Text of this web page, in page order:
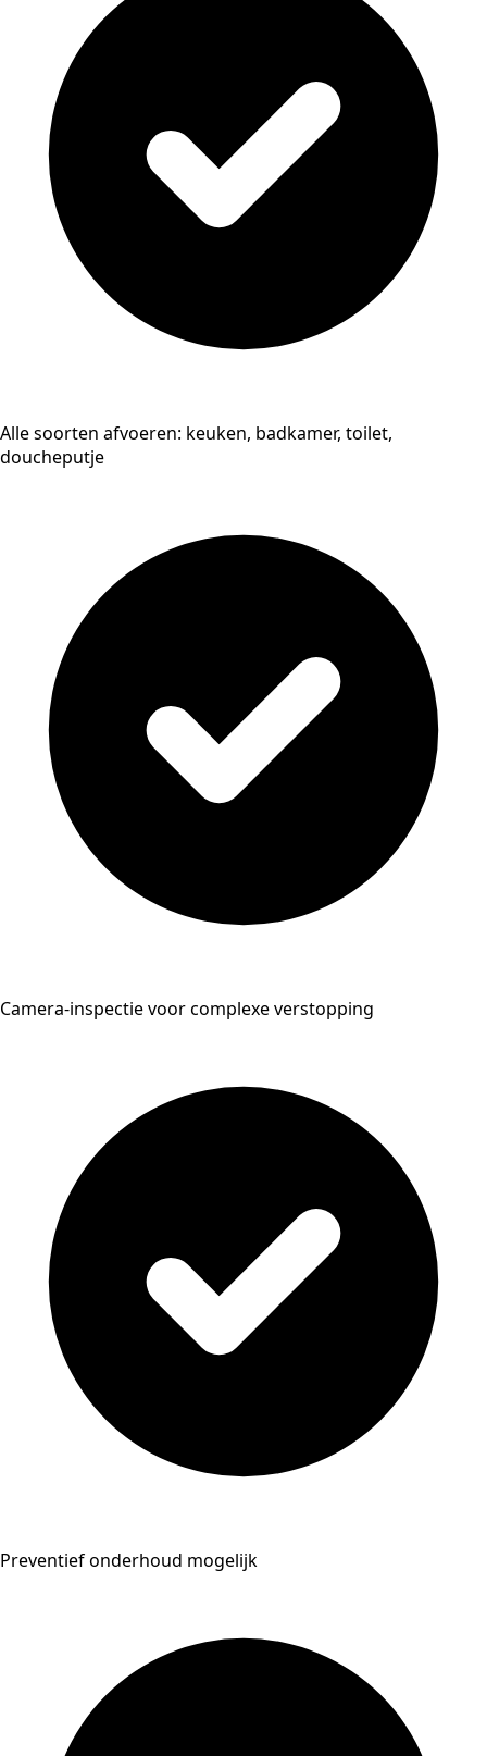
Alle soorten afvoeren: keuken, badkamer, toilet,
doucheputje
Camera-inspectie voor complexe verstopping
Preventief onderhoud mogelijk